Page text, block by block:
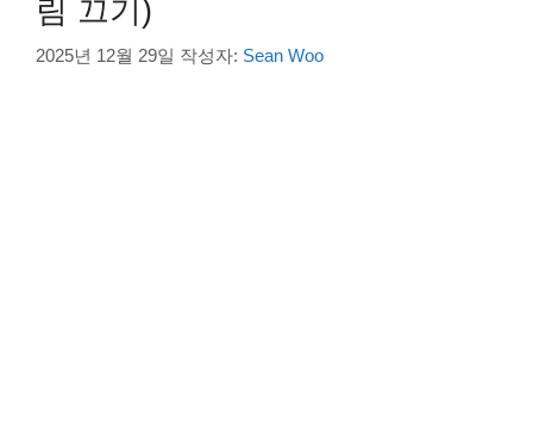
림 끄기)
2025년 12월 29일 작성자: Sean Woo